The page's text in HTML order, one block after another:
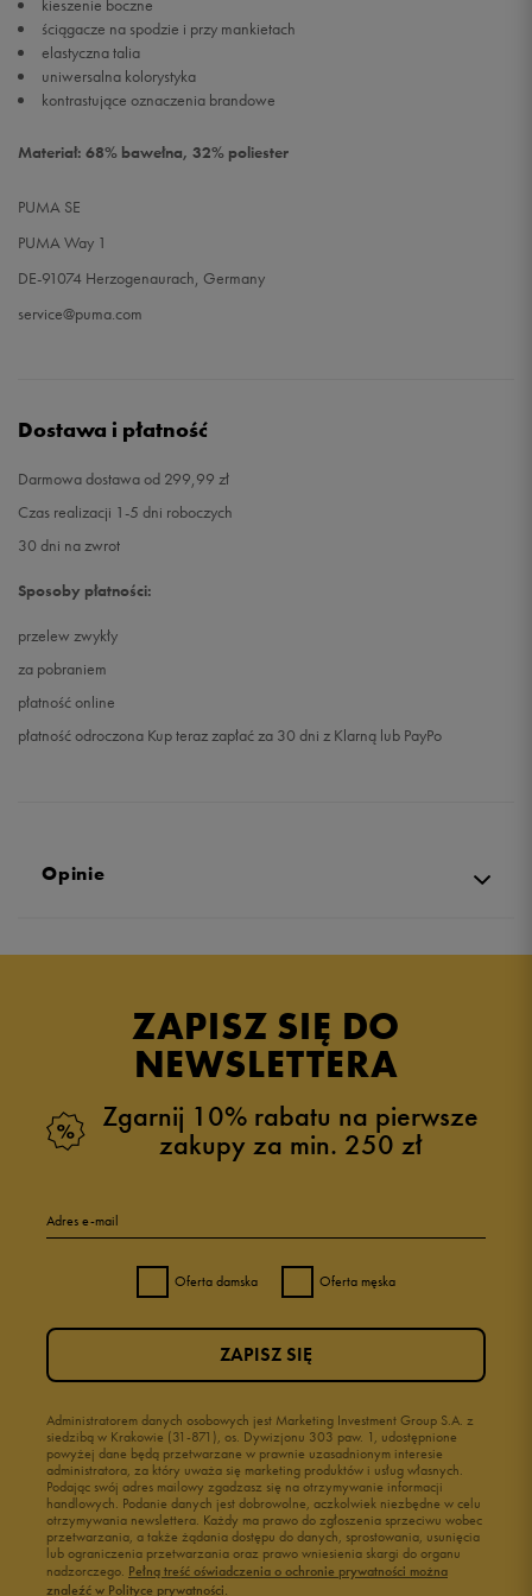
kieszenie boczne
ściągacze na spodzie i przy mankietach
elastyczna talia
uniwersalna kolorystyka
kontrastujące oznaczenia brandowe
Materiał: 68% bawełna, 32% poliester
PUMA SE
PUMA Way 1
DE-91074 Herzogenaurach, Germany
service@puma.com
Dostawa i płatność
Darmowa dostawa od 299,99 zł
Czas realizacji 1-5 dni roboczych
30 dni na zwrot
Sposoby płatności:
przelew zwykły
za pobraniem
płatność online
płatność odroczona Kup teraz zapłać za 30 dni z Klarną lub PayPo
Opinie
5.0
zebranych i zweryfikowanych przez
4 0%
1 0%
Jak zbieramy opinie?
ZAPISZ SIĘ DO
NEWSLETTERA
Zgarnij 10% rabatu na pierwsze
zakupy za min. 250 zł
Adres e-mail
Oferta damska Oferta męska
Administratorem danych osobowych jest Marketing Investment Group S.A. z
siedzibą w Krakowie (31-871), os. Dywizjonu 303 paw. 1, udostępnione
powyżej dane będą przetwarzane w prawnie uzasadnionym interesie
administratora, za który uważa się marketing produktów i usług własnych.
Podając swój adres mailowy zgadzasz się na otrzymywanie informacji
handlowych. Podanie danych jest dobrowolne, aczkolwiek niezbędne w celu
otrzymywania newslettera. Każdy ma prawo do zgłoszenia sprzeciwu wobec
przetwarzania, a także żądania dostępu do danych, sprostowania, usunięcia
lub ograniczenia przetwarzania oraz prawo wniesienia skargi do organu
nadzorczego. Pełną treść oświadczenia o ochronie prywatności można
znaleźć w Polityce prywatności.
ZAPISZ SIĘ